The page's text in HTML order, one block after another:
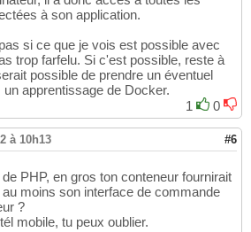
à son application.
si ce que je vois est possible avec
trop farfelu. Si c'est possible, reste à
possible de prendre un éventuel
apprentissage de Docker.
1
0
à 10h13 #6
PHP, en gros ton conteneur fournirait
moins son interface de commande
?
mobile, tu peux oublier.